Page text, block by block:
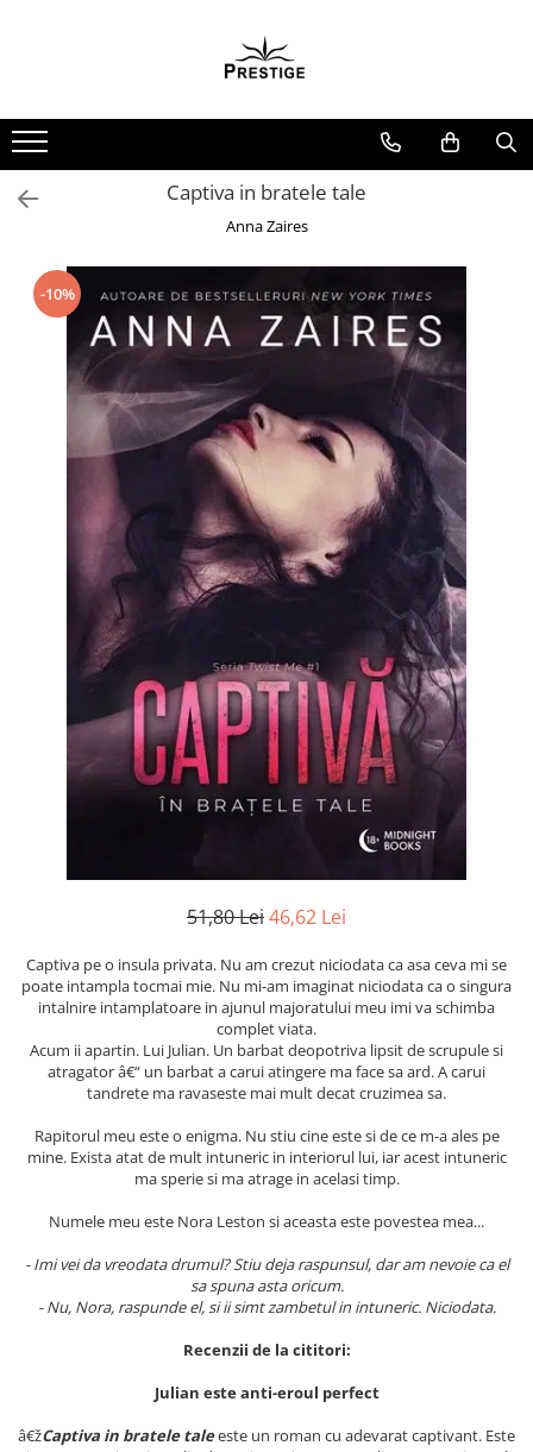
Noutati
Promotii
Pachete Speciale Carti
Arte Divinatorii
Astrologie
Chiromantie
Dezvoltare Spirituala
KidConnection
New Illuminati Files
Paranormal
Parapsihologie
ReConnect
Sanatate
Diete
Gastronomik
Masaj
Medicina & Farmacie
Medicina Pentru Toti
SealfHealing
Sport
Starea de bine
Biografii, Memorii, Jurnale
Captiva in bratele tale
Anna Zaires
-10%
51,80 Lei46,62 Lei
Captiva pe o insula privata. Nu am crezut niciodata ca asa ceva mi se
poate intampla tocmai mie. Nu mi-am imaginat niciodata ca o singura
intalnire intamplatoare in ajunul majoratului meu imi va schimba
complet viata.
Acum ii apartin. Lui Julian. Un barbat deopotriva lipsit de scrupule si
atragator â€“ un barbat a carui atingere ma face sa ard. A carui
tandrete ma ravaseste mai mult decat cruzimea sa.
Rapitorul meu este o enigma. Nu stiu cine este si de ce m-a ales pe
mine. Exista atat de mult intuneric in interiorul lui, iar acest intuneric
ma sperie si ma atrage in acelasi timp.
Numele meu este Nora Leston si aceasta este povestea mea...
- Imi vei da vreodata drumul? Stiu deja raspunsul, dar am nevoie ca el
sa spuna asta oricum.
- Nu, Nora, raspunde el, si ii simt zambetul in intuneric. Niciodata.
Recenzii de la cititori:
Julian este anti-eroul perfect
â€žCaptiva in bratele taleeste un roman cu adevarat captivant. Este